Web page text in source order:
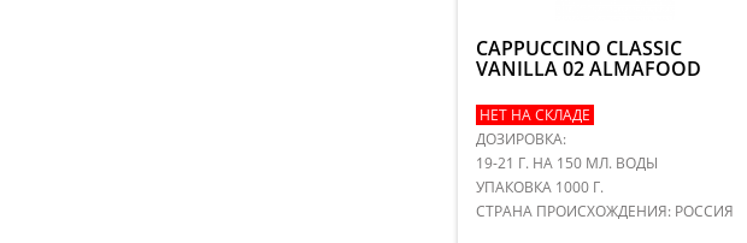
CAPPUCCINO CLASSIC
VANILLA 02 ALMAFOOD
НЕТ НА СКЛАДЕ
ДОЗИРОВКА:
19-21 Г. НА 150 МЛ. ВОДЫ
УПАКОВКА 1000 Г.
СТРАНА ПРОИСХОЖДЕНИЯ: РОССИЯ